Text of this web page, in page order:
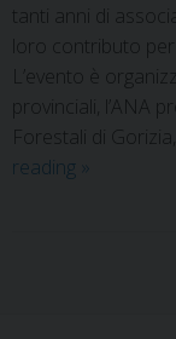
tanti anni di
loro contributo
L’evento è
provinciali, l’ANA
Forestali di
reading »